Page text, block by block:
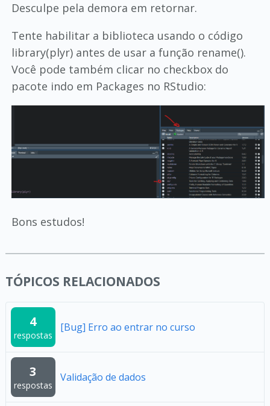
Desculpe pela demora em retornar.
Tente habilitar a biblioteca usando o código
library(plyr) antes de usar a função rename().
Você pode também clicar no checkbox do
pacote indo em Packages no RStudio:
Bons estudos!
TÓPICOS RELACIONADOS
4
respostas
[Bug] Erro ao entrar no curso
3
respostas
Validação de dados